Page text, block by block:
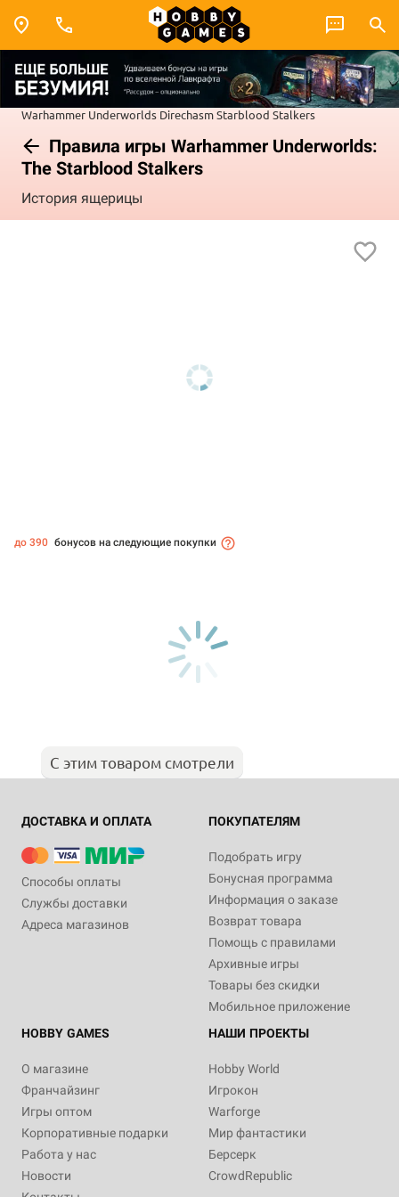
Warhammer Underworlds DirechasmStarblood Stalkers
Правила игры Warhammer Underworlds:
The Starblood Stalkers
История ящерицы
до 390 бонусов на следующие покупки
С этим товаром смотрели
ДОСТАВКА И ОПЛАТА
Способы оплаты
Службы доставки
Адреса магазинов
ПОКУПАТЕЛЯМ
Подобрать игру
Бонусная программа
Информация о заказе
Возврат товара
Помощь с правилами
Архивные игры
Товары без скидки
Мобильное приложение
HOBBY GAMES
О магазине
Франчайзинг
Игры оптом
Корпоративные подарки
Работа у нас
Новости
НАШИ ПРОЕКТЫ
Hobby World
Игрокон
Warforge
Мир фантастики
Берсерк
CrowdRepublic